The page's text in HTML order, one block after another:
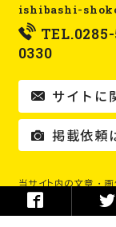
ishibashi-
TEL.
0330
サイトに
掲載依頼
当サイト内の文章・
ください。